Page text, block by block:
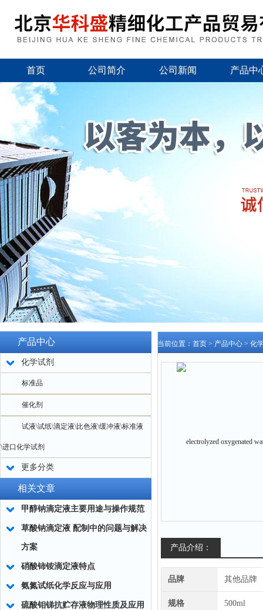
首页 公司简介 公司新闻 产品中
产品中心
化学试剂
标准品
催化剂
试液\试纸\滴定液\比色液\缓冲液\标准液
\进口化学试剂
更多分类
相关文章
甲醇钠滴定液主要用途与操作规范
草酸钠滴定液 配制中的问题与解决
方案
硝酸铈铵滴定液特点
氨氮试纸化学反应与应用
硫酸钼锑抗贮存液物理性质及应用
当前位置： 首页 > 产品中心 > 化
产品介绍：
品牌 其他品牌
规格 500ml